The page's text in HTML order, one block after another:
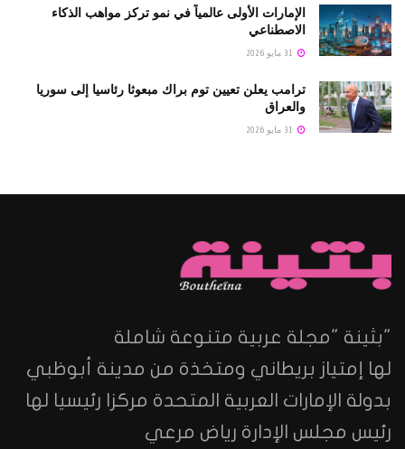
الإمارات الأولى عالمياً في نمو تركز مواهب الذكاء
الاصطناعي
ترامب يعلن تعيين توم براك مبعوثا رئاسيا إلى سوريا
والعراق
"بثينة "مجلة عربية متنوعة شاملة
لها إمتياز بريطاني ومتخذة من مدينة أبوظبي
بدولة الإمارات العربية المتحدة مركزا رئيسيا لها
رئيس مجلس الإدارة رياض مرعي